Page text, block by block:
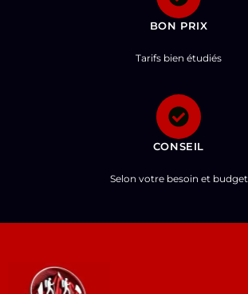
BON PRIX
Tarifs bien étudiés
CONSEIL
Selon votre besoin et budget